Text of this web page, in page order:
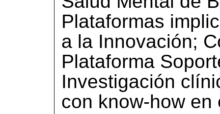
Plataformas
a la Innovación;
Plataforma
Investigación
con know-how